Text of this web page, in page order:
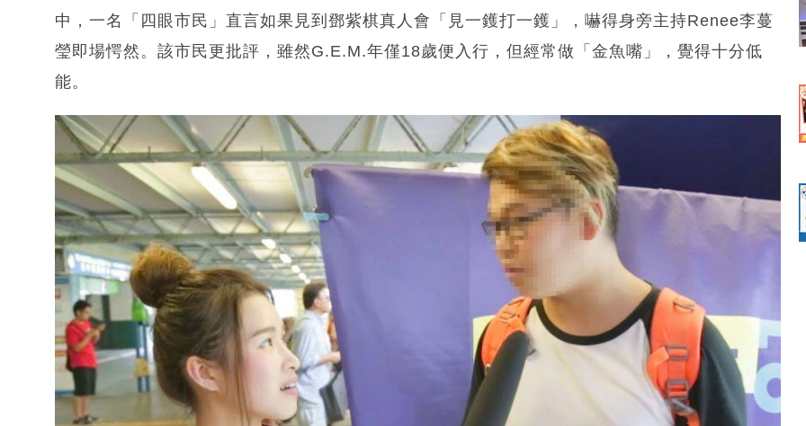
中，一名「四眼市民」直言如果見到鄧紫棋真人會「見一鑊打一鑊」，嚇得身旁主持Renee李蔓
瑩即場愕然。該市民更批評，雖然G.E.M.年僅18歲便入行，但經常做「金魚嘴」，覺得十分低
能。